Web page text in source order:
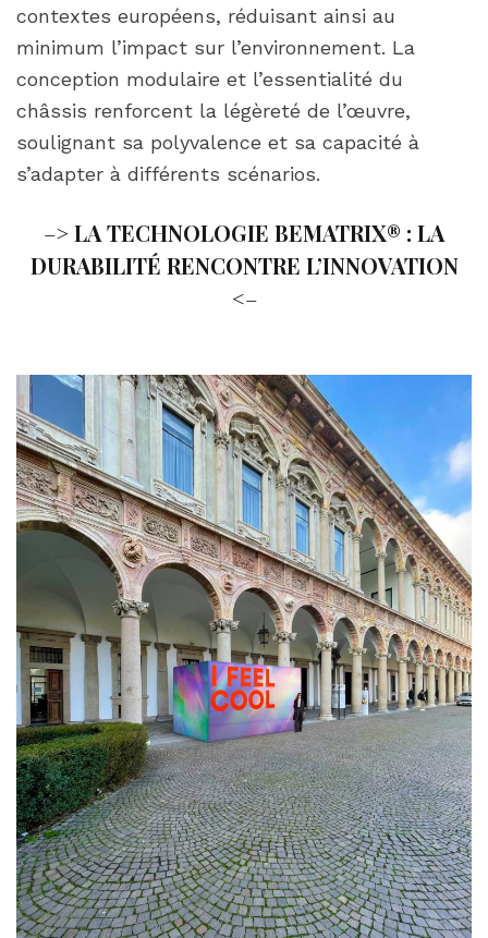
contextes européens, réduisant ainsi au
minimum l’impact sur l’environnement. La
conception modulaire et l’essentialité du
châssis renforcent la légèreté de l’œuvre,
soulignant sa polyvalence et sa capacité à
s’adapter à différents scénarios.
–>LA TECHNOLOGIE BEMATRIX® : LA
DURABILITÉ RENCONTRE L’INNOVATION
<–